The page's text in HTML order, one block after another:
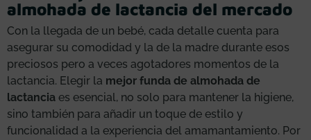
almohada de lactancia del mercado
Con la llegada de un bebé, cada detalle cuenta para
asegurar su comodidad y la de la madre durante esos
preciosos pero a veces agotadores momentos de la
lactancia. Elegir la mejor funda de almohada de
lactancia es esencial, no solo para mantener la higiene,
sino también para añadir un toque de estilo y
funcionalidad a la experiencia del amamantamiento. Por